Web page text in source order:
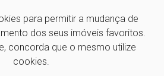
para permitir a mudança de
dos seus imóveis favoritos.
concorda que o mesmo utilize
cookies.